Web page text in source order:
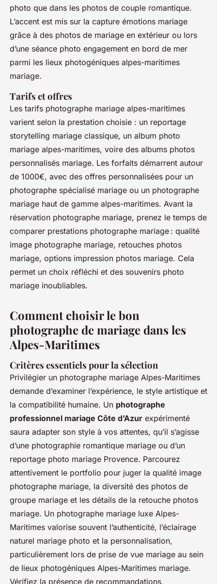
photo que dans les photos de couple romantique.
L’accent est mis sur la capture émotions mariage
grâce à des photos de mariage en extérieur ou lors
d’une séance photo engagement en bord de mer
parmi les lieux photogéniques alpes-maritimes
mariage.
Tarifs et offres
Les tarifs photographe mariage alpes-maritimes
varient selon la prestation choisie : un reportage
storytelling mariage classique, un album photo
mariage alpes-maritimes, voire des albums photos
personnalisés mariage. Les forfaits démarrent autour
de 1000€, avec des offres personnalisées pour un
photographe spécialisé mariage ou un photographe
mariage haut de gamme alpes-maritimes. Avant la
réservation photographe mariage, prenez le temps de
comparer prestations photographe mariage : qualité
image photographe mariage, retouches photos
mariage, options impression photos mariage. Cela
permet un choix réfléchi et des souvenirs photo
mariage inoubliables.
Comment choisir le bon
photographe de mariage dans les
Alpes-Maritimes
Critères essentiels pour la sélection
Privilégier un photographe mariage Alpes-Maritimes
demande d’examiner l’expérience, le style artistique et
la compatibilité humaine. Un photographe
professionnel mariage Côte d’Azur expérimenté
saura adapter son style à vos attentes, qu’il s’agisse
d’une photographie romantique mariage ou d’un
reportage photo mariage Provence. Parcourez
attentivement le portfolio pour juger la qualité image
photographe mariage, la diversité des photos de
groupe mariage et les détails de la retouche photos
mariage. Un photographe mariage luxe Alpes-
Maritimes valorise souvent l’authenticité, l’éclairage
naturel mariage photo et la personnalisation,
particulièrement lors de prise de vue mariage au sein
de lieux photogéniques Alpes-Maritimes mariage.
Vérifiez la présence de recommandations,